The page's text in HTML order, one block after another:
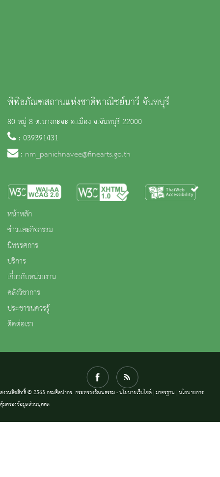
พิพิธภัณฑสถานแห่งชาติพาณิชย์นาวี จันทบุรี
80 หมู่ 8 ต.บางกะจะ อ.เมือง จ.จันทบุรี 22000
: 039391431
: nm_panichnavee@finearts.go.th
หน้าหลัก
ข่าวและกิจกรรม
นิทรรศการ
บริการ
เกี่ยวกับหน่วยงาน
คลังวิชาการ
ประชาชนควรรู้
ติดต่อเรา
สงวนลิขสิทธิ์ © 2563 กรมศิลปากร. กระทรวงวัฒนธรรม -นโยบายเว็บไซต์|มาตรฐาน |นโยบายการ
คุ้มครองข้อมูลส่วนบุคคล